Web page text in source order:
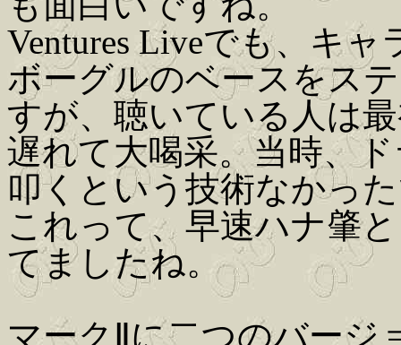
Ventures Liveでも、キ
ボーグルのベースをス
すが、聴いている人は
遅れて大喝采。当時、
叩くという技術なかっ
これって、早速ハナ肇
てましたね。
マークⅡに二つのバージ